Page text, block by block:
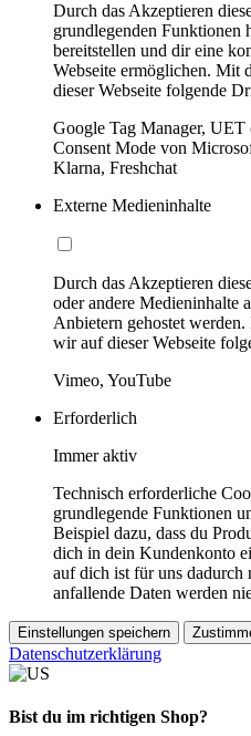
Durch das Akzeptieren
grundlegenden Funktionen
bereitstellen und dir eine
Webseite ermöglichen. Mit
dieser Webseite folgende
Google Tag Manager,
Consent Mode von
Klarna, Freshchat
Externe Medieninhalte
Durch das Akzeptieren
oder andere Medieninhalte
Anbietern gehostet
wir auf dieser Webseite
Vimeo, YouTube
Erforderlich
Immer aktiv
Technisch erforderliche
grundlegende Funktionen
Beispiel dazu, dass du
dich in dein Kundenkonto
auf dich ist für uns
anfallende Daten werden
Einstellungen speichern
Datenschutzerklärung
Bist du im richtigen Shop?